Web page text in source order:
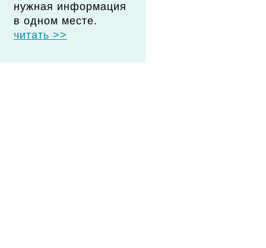
нужная информация
в одном месте.
читать >>